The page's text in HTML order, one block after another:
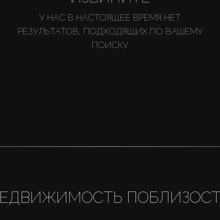
У НАС В НАСТОЯЩЕЕ ВРЕМЯ НЕТ
РЕЗУЛЬТАТОВ, ПОДХОДЯЩИХ ПО ВАШЕМУ
ПОИСКУ